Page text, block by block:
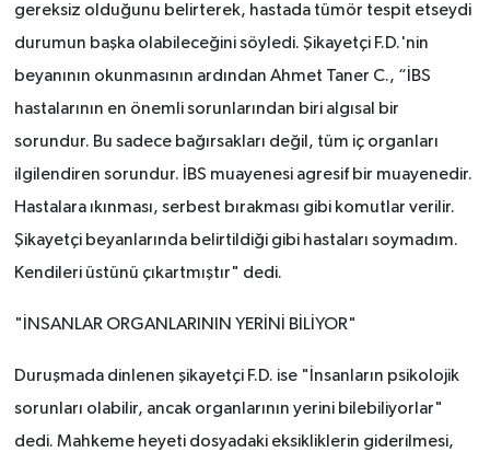
gereksiz olduğunu belirterek, hastada tümör tespit etseydi
durumun başka olabileceğini söyledi. Şikayetçi F.D.'nin
beyanının okunmasının ardından Ahmet Taner C., “İBS
hastalarının en önemli sorunlarından biri algısal bir
sorundur. Bu sadece bağırsakları değil, tüm iç organları
ilgilendiren sorundur. İBS muayenesi agresif bir muayenedir.
Hastalara ıkınması, serbest bırakması gibi komutlar verilir.
Şikayetçi beyanlarında belirtildiği gibi hastaları soymadım.
Kendileri üstünü çıkartmıştır" dedi.
"İNSANLAR ORGANLARININ YERİNİ BİLİYOR"
Duruşmada dinlenen şikayetçi F.D. ise "İnsanların psikolojik
sorunları olabilir, ancak organlarının yerini bilebiliyorlar"
dedi. Mahkeme heyeti dosyadaki eksikliklerin giderilmesi,